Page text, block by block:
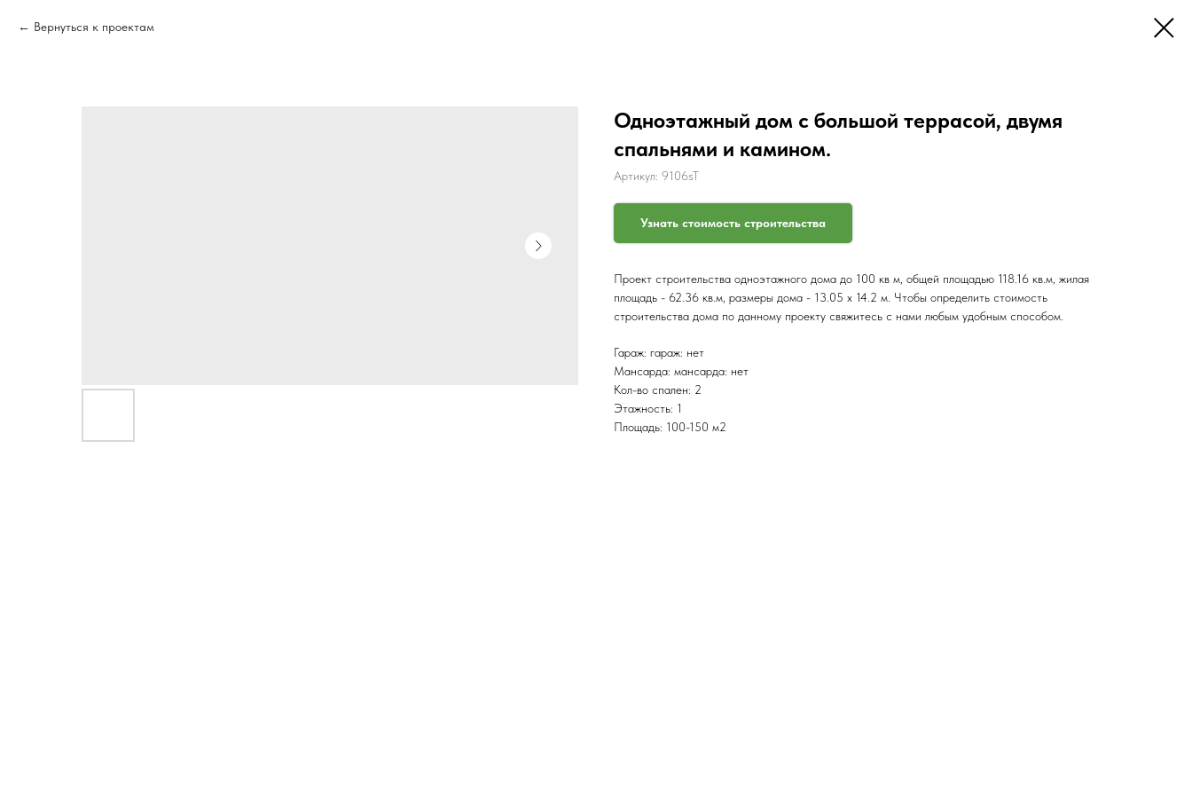
Вернуться к проектам
Одноэтажный дом с большой террасой, двумя
спальнями и камином.
Артикул: 9106sT
Узнать стоимость строительства
Проект строительства одноэтажного дома до 100 кв м, общей площадью 118.16 кв.м, жилая
площадь - 62.36 кв.м, размеры дома - 13.05 x 14.2 м. Чтобы определить стоимость
строительства дома по данному проекту свяжитесь с нами любым удобным способом.
Гараж: гараж: нет
Мансарда: мансарда: нет
Кол-во спален: 2
Этажность: 1
Площадь: 100-150 м2